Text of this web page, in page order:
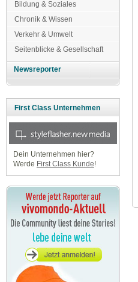
Bildung & Soziales
Chronik & Wissen
Verkehr & Umwelt
Seitenblicke & Gesellschaft
Newsreporter
First Class Unternehmen
Dein Unternehmen hier?
Werde First Class Kunde!